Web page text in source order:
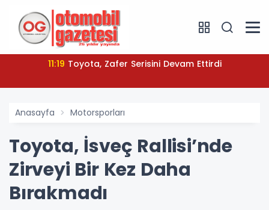
11:19 Toyota, Zafer Serisini Devam Ettirdi
Anasayfa Motorsporları
Toyota, İsveç Rallisi’nde
Zirveyi Bir Kez Daha
Bırakmadı